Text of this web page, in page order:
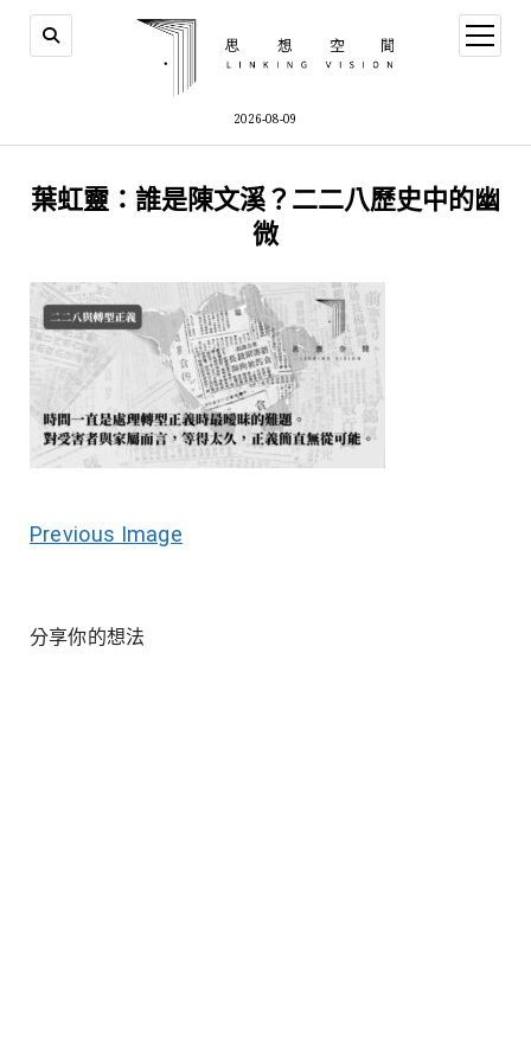
2026-08-09
open
menu
葉虹靈：誰是陳文溪？二二八歷史中的幽
微
Previous Image
分享你的想法